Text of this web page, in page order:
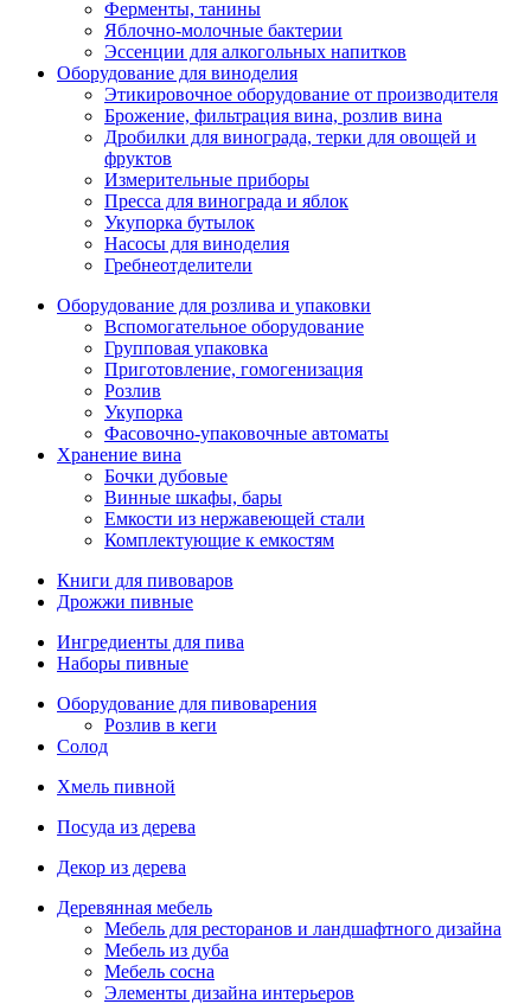
Ферменты, танины
Яблочно-молочные бактерии
Эссенции для алкогольных напитков
Оборудование для виноделия
Этикировочное оборудование от производителя
Брожение, фильтрация вина, розлив вина
Дробилки для винограда, терки для овощей и
фруктов
Измерительные приборы
Пресса для винограда и яблок
Укупорка бутылок
Насосы для виноделия
Гребнеотделители
Оборудование для розлива и упаковки
Вспомогательное оборудование
Групповая упаковка
Приготовление, гомогенизация
Розлив
Укупорка
Фасовочно-упаковочные автоматы
Хранение вина
Бочки дубовые
Винные шкафы, бары
Емкости из нержавеющей стали
Комплектующие к емкостям
Книги для пивоваров
Дрожжи пивные
Ингредиенты для пива
Наборы пивные
Оборудование для пивоварения
Розлив в кеги
Солод
Хмель пивной
Посуда из дерева
Декор из дерева
Деревянная мебель
Мебель для ресторанов и ландшафтного дизайна
Мебель из дуба
Мебель сосна
Элементы дизайна интерьеров